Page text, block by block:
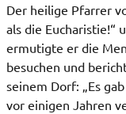
Der heilige Pfarrer
als die Eucharistie!“
ermutigte er die
besuchen und
seinem Dorf: „Es
vor einigen Jahren